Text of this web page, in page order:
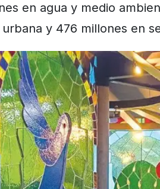
en agua y medio
y 476 millones en